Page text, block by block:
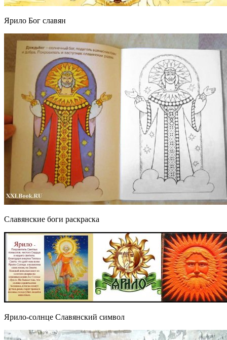
Ярило Бог славян
Славянские боги раскраска
Ярило-солнце Славянский символ